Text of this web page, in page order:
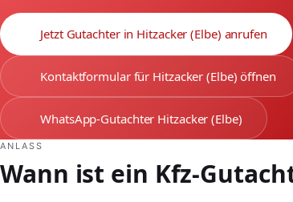
Jetzt Gutachter in Hitzacker (Elbe) anrufen
Kontaktformular für Hitzacker (Elbe) öffnen
WhatsApp-Gutachter Hitzacker (Elbe)
ANLASS
Wann ist ein Kfz-